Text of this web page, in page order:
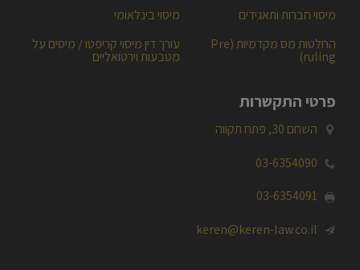
מיסוי חברות ותאגידים
מיסוי בינלאומי
החלטות מס מקדמיות (Pre
ruling)
עורך דין מיסוי קריפטו / מיסים על
מטבעות וירטואליים
פרטי התקשרות
 השחם 30, פתח תקווה

03-6354090

03-6354091

keren@keren-law.co.il